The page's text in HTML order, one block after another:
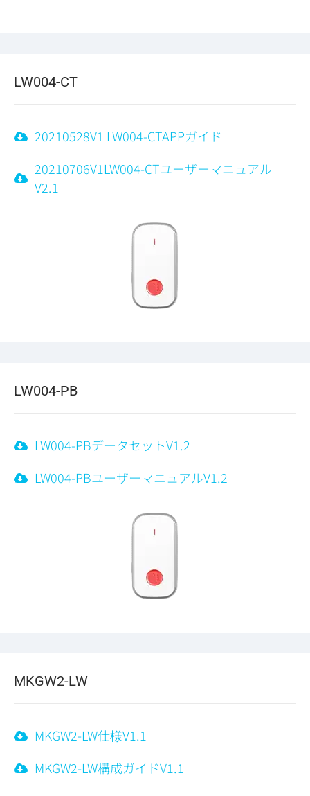
LW004-CT
20210528V1 LW004-CTAPPガイド
20210706V1LW004-CTユーザーマニュアル
V2.1
LW004-PB
LW004-PBデータセットV1.2
LW004-PBユーザーマニュアルV1.2
MKGW2-LW
MKGW2-LW仕様V1.1
MKGW2-LW構成ガイドV1.1